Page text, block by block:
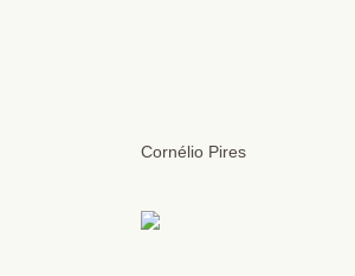
Cornélio Pires